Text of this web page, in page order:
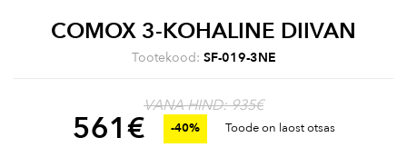
COMOX 3-KOHALINE DIIVAN
Tootekood: SF-019-3NE
VANA HIND: 935€
561€ -40% Toode on laost otsas